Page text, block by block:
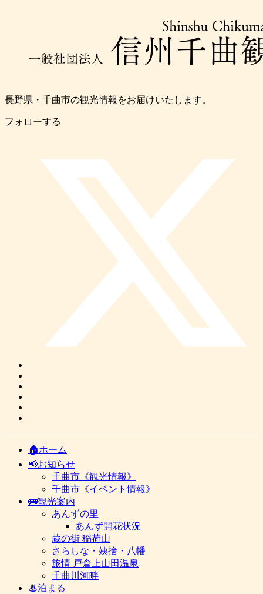
長野県・千曲市の観光情報をお届けいたします。
フォローする
🏠ホーム
📢お知らせ
千曲市《観光情報》
千曲市《イベント情報》
🚌観光案内
あんずの里
あんず開花状況
蔵の街 稲荷山
さらしな・姨捨・八幡
旅情 戸倉上山田温泉
千曲川河畔
♨泊まる